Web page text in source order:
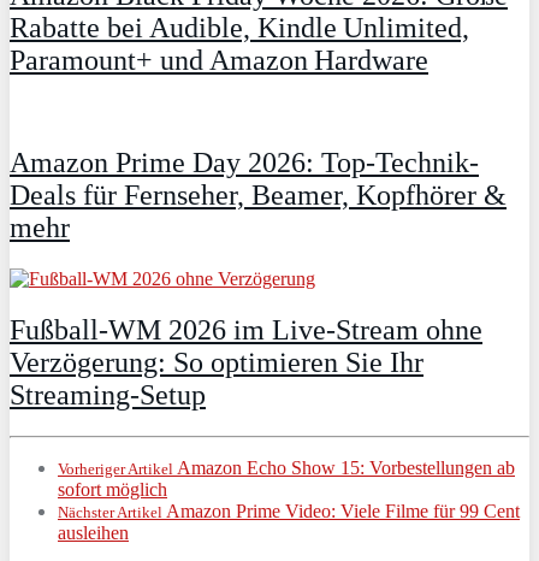
Rabatte bei Audible, Kindle Unlimited,
Paramount+ und Amazon Hardware
Amazon Prime Day 2026: Top-Technik-
Deals für Fernseher, Beamer, Kopfhörer &
mehr
Fußball-WM 2026 im Live-Stream ohne
Verzögerung: So optimieren Sie Ihr
Streaming-Setup
Vorheriger Artikel Amazon Echo Show 15: Vorbestellungen ab
sofort möglich
Nächster Artikel Amazon Prime Video: Viele Filme für 99 Cent
ausleihen